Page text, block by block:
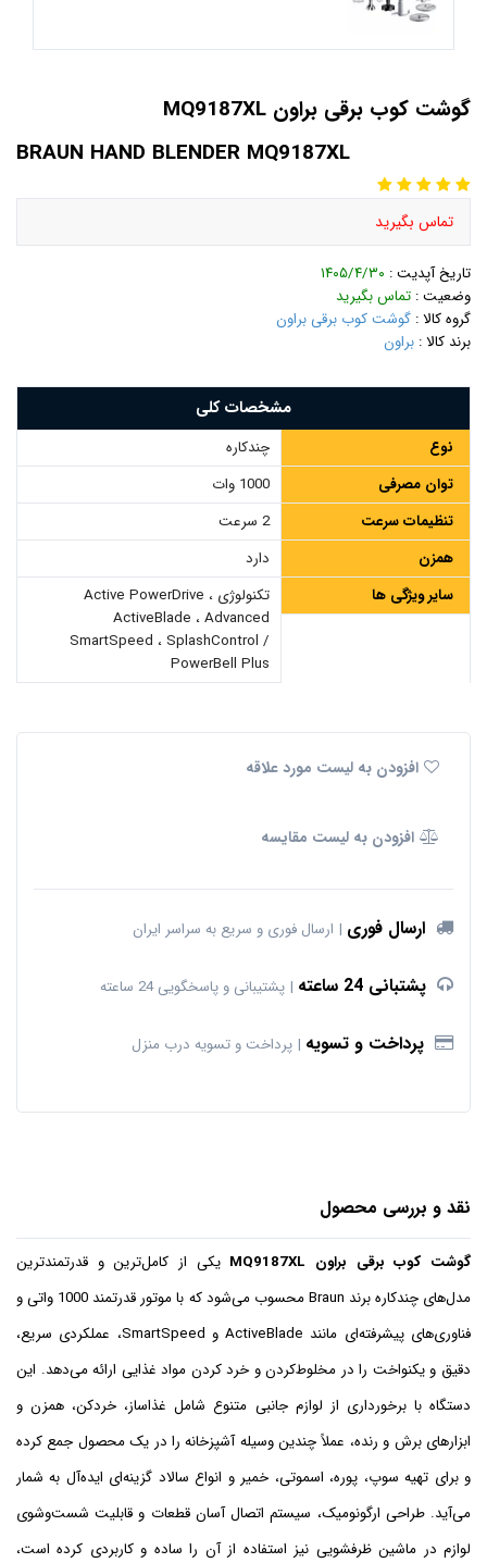
گوشت کوب برقی براون MQ9187XL
BRAUN HAND BLENDER MQ9187XL
تماس بگیرید
تاریخ آپدیت : ۱۴۰۵/۴/۳۰
وضعیت : تماس بگیرید
گروه کالا : گوشت کوب برقی براون
برند کالا : براون
مشخصات کلی
نوع
چندکاره
توان مصرفی
1000 وات
تنظیمات سرعت
2 سرعت
همزن
دارد
سایر ویژگی ها
تکنولوژی Active PowerDrive ،
ActiveBlade ، Advanced
SmartSpeed ، SplashControl /
PowerBell Plus
افزودن به لیست مورد علاقه
افزودن به لیست مقایسه
ارسال فوری ارسال فوری و سریع به سراسر ایران
پشتبانی 24 ساعته پشتیبانی و پاسخگویی 24 ساعته
پرداخت و تسویه پرداخت و تسویه درب منزل
نقد و بررسی محصول
گوشت کوب برقی براون MQ9187XL
یکی از کامل‌ترین و قدرتمندترین
مدل‌های چندکاره برند Braun محسوب می‌شود که با موتور قدرتمند 1000 واتی و
فناوری‌های پیشرفته‌ای مانند ActiveBlade و SmartSpeed، عملکردی سریع،
دقیق و یکنواخت را در مخلوط‌کردن و خرد کردن مواد غذایی ارائه می‌دهد. این
دستگاه با برخورداری از لوازم جانبی متنوع شامل غذاساز، خردکن، همزن و
ابزارهای برش و رنده، عملاً چندین وسیله آشپزخانه را در یک محصول جمع کرده
و برای تهیه سوپ، پوره، اسموتی، خمیر و انواع سالاد گزینه‌ای ایده‌آل به شمار
می‌آید. طراحی ارگونومیک، سیستم اتصال آسان قطعات و قابلیت شست‌وشوی
لوازم در ماشین ظرفشویی نیز استفاده از آن را ساده و کاربردی کرده است،